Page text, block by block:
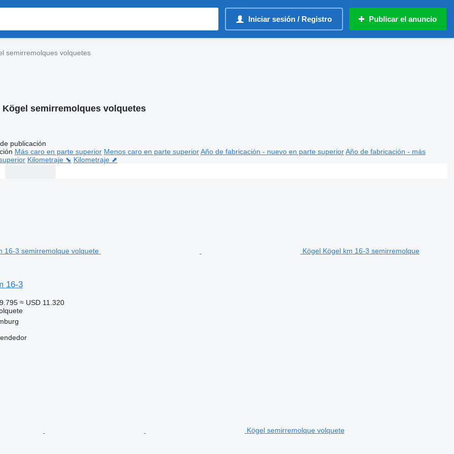
Iniciar sesión / Registro Publicar el anuncio
semirremolques volquetes
Kögel semirremolques volquetes
publicación
Más caro en parte superior Menos caro en parte superior Año de fabricación - nuevo en parte superior Año de fabricación - más
Kilometraje ⬊ Kilometraje ⬈
Kögel Kögel km 16-3 semirremolque
16-3
≈ USD 11.320
Kögel semirremolque volquete